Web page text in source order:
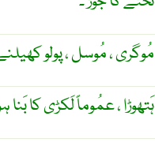
مُوگری ، مُوسل ، پولو
ہَتھوڑا ، عمُوماً لَکڑی کا